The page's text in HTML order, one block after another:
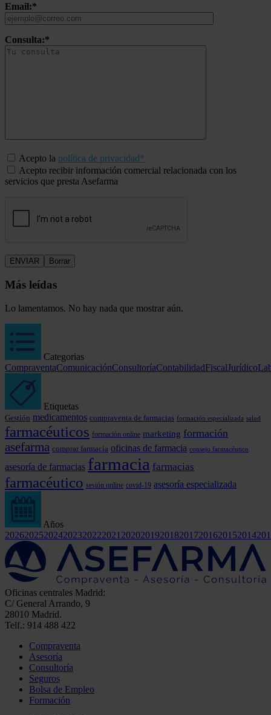
Email:*
Consulta:*
Acepto la política de privacidad*
Acepto recibir información comercial relacionada con los
servicios que presta Asefarma
Más leídas
Lo lamentamos. No hay nada que mostrar aún.
Categorias
CompraventaComunicaciónConsultoríaContabilidadFiscalJurídico
Etiquetas
Gestión medicamentos compraventa de farmacias formación especializada salud
farmacéuticos formación online marketing formación
asefarma comprar farmacia oficinas de farmacia consejo farmacéutico
asesoría de farmacias farmacia farmacias
farmacéutico sesión online covid-19 asesoría especializada
Años
202620252024202320222021 2020201920182017201620152014
Oficinas centrales Madrid:
C/ General Arrando, 9
28010 Madrid.
Telf.: 914 488 422
Compraventa
Asesoría
Consultoría
Seguros
Bolsa de Empleo
Formación